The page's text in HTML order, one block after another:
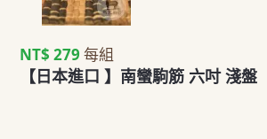
NT$ 279 每組
【日本進口 】南蠻駒筋 六吋 淺盤